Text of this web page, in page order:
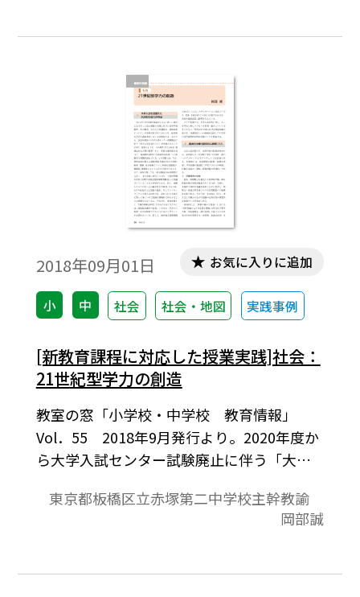
に使われているようでもあります。 この辺
たいと思います。
2018年09月01日
小 中 社会 社会・地図 実践事例
お気に入りに追加
[新教育課程に対応した授業実践]社会：
21世紀型学力の創造
教室の窓「小学校・中学校 教育情報」
Vol．55 2018年9月発行より。2020年度か
ら大学入試センター試験廃止に伴う「大学
り，従来のような一つの解を当てはめる“知
識詰め込み型の授業” から，多様な選択肢を
へと転換する契機が訪れている。そこで，
東京都板橋区立赤塚第二中学校主幹教諭
岡部誠